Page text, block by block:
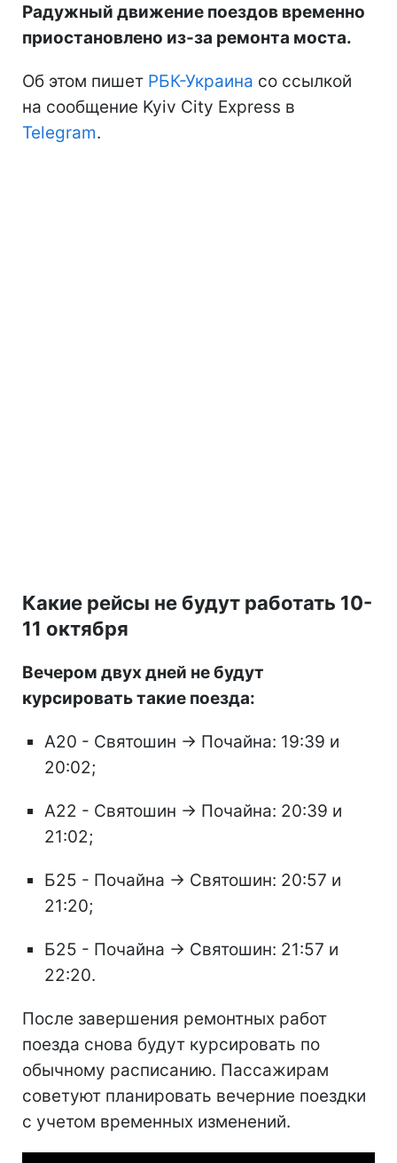
Радужный движение поездов временно
приостановлено из-за ремонта моста.
Об этом пишет РБК-Украина со ссылкой
на сообщение Kyiv City Express в
Telegram.
Какие рейсы не будут работать 10-
11 октября
Вечером двух дней не будут
курсировать такие поезда:
А20 - Святошин → Почайна: 19:39 и
20:02;
А22 - Святошин → Почайна: 20:39 и
21:02;
Б25 - Почайна → Святошин: 20:57 и
21:20;
Б25 - Почайна → Святошин: 21:57 и
22:20.
После завершения ремонтных работ
поезда снова будут курсировать по
обычному расписанию. Пассажирам
советуют планировать вечерние поездки
с учетом временных изменений.